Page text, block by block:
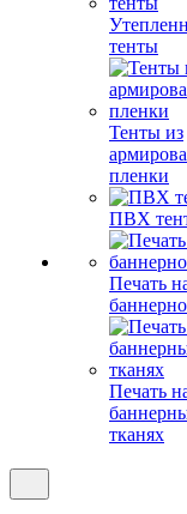
тенты
Тенты из
пленки
ПВХ
Печать
Печать
тканях